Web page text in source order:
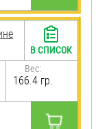
Вес:
166.4 гр.
В СПИСОК